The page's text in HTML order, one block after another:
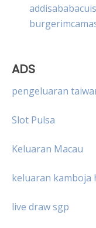
ADS
pengeluaran
Slot Pulsa
Keluaran Macau
keluaran kamboja
live draw sgp